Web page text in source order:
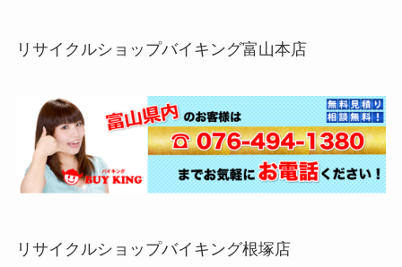
リサイクルショップバイキング富山本店
リサイクルショップバイキング根塚店